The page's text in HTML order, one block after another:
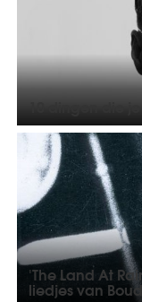
10 dingen die
'The Land At
liedjes van